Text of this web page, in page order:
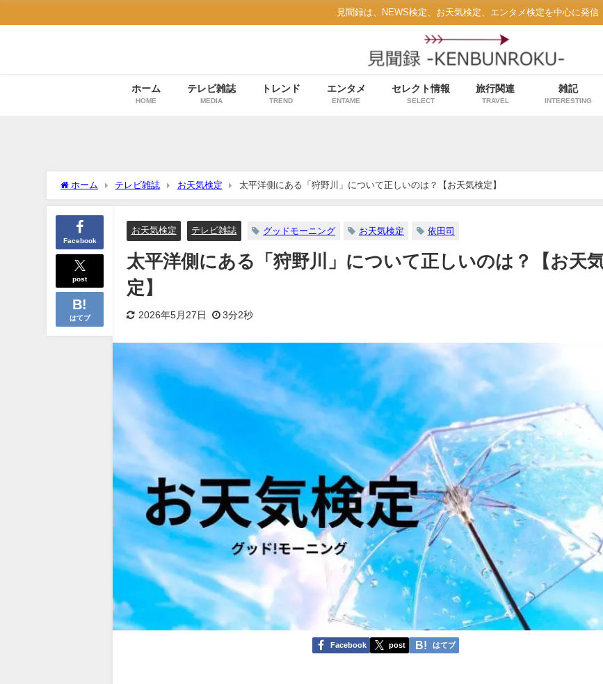
見聞録は、NEWS検定、お天気検定、エンタメ検定を中心に発信
ホーム
HOME
テレビ雑誌
MEDIA
トレンド
TREND
エンタメ
ENTAME
セレクト情報
SELECT
旅行関連
TRAVEL
雑記
INTERESTING
ホーム テレビ雑誌 お天気検定 太平洋側にある「狩野川」について正しいのは？【お天気検定】
Facebook
post
はてブ
お天気検定 テレビ雑誌 グッドモーニング お天気検定 依田司
太平洋側にある「狩野川」について正しいのは？【お天
定】
2026年5月27日 3分2秒
Facebook post はてブ